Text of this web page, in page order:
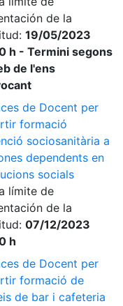
de la
19/05/2023
h - Termini segons
de l'ens
de Docent per
formació
sociosanitària a
dependents en
socials
límite de
de la
07/12/2023
h
de Docent per
formació de
de bar i cafeteria